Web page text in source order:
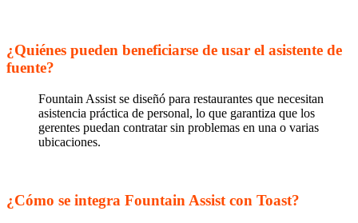
¿Quiénes pueden beneficiarse de usar el asistente de
fuente?
Fountain Assist se diseñó para restaurantes que necesitan
asistencia práctica de personal, lo que garantiza que los
gerentes puedan contratar sin problemas en una o varias
ubicaciones.
¿Cómo se integra Fountain Assist con Toast?